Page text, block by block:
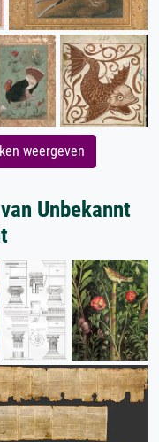
weergeven
Unbekannt